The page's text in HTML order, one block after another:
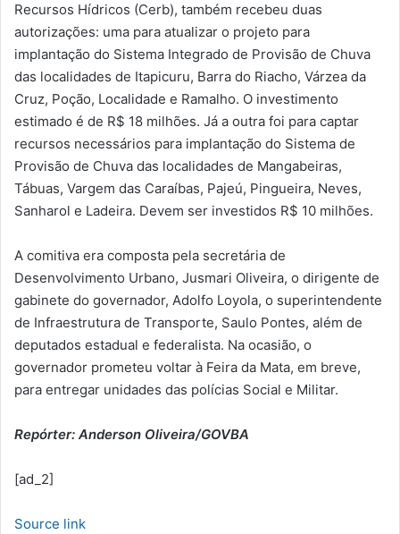
Recursos Hídricos (Cerb), também recebeu duas
autorizações: uma para atualizar o projeto para
implantação do Sistema Integrado de Provisão de Chuva
das localidades de Itapicuru, Barra do Riacho, Várzea da
Cruz, Poção, Localidade e Ramalho. O investimento
estimado é de R$ 18 milhões. Já a outra foi para captar
recursos necessários para implantação do Sistema de
Provisão de Chuva das localidades de Mangabeiras,
Tábuas, Vargem das Caraíbas, Pajeú, Pingueira, Neves,
Sanharol e Ladeira. Devem ser investidos R$ 10 milhões.
A comitiva era composta pela secretária de
Desenvolvimento Urbano, Jusmari Oliveira, o dirigente de
gabinete do governador, Adolfo Loyola, o superintendente
de Infraestrutura de Transporte, Saulo Pontes, além de
deputados estadual e federalista. Na ocasião, o
governador prometeu voltar à Feira da Mata, em breve,
para entregar unidades das polícias Social e Militar.
Repórter: Anderson Oliveira/GOVBA
[ad_2]
Source link